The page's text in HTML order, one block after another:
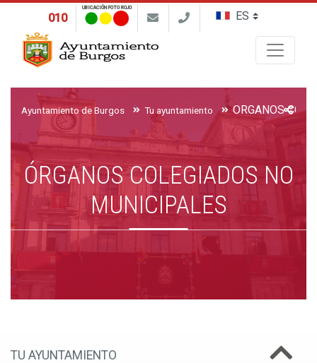
010
UBICACIÓN FOTO ROJO
Ayuntamiento de Burgos Tu ayuntamiento
ÓRGANOS COLEGIADOS NO
MUNICIPALES
TU AYUNTAMIENTO